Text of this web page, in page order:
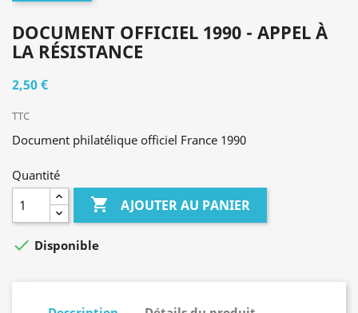
DOCUMENT OFFICIEL 1990 - APPEL À
LA RÉSISTANCE
2,50 €
TTC
Document philatélique officiel France 1990
Quantité
 AJOUTER AU PANIER
 Disponible